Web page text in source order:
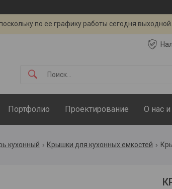
по ее графику работы сегодня
Портфолио Проектирование О нас
кухонный Крышки для кухонных емкостей